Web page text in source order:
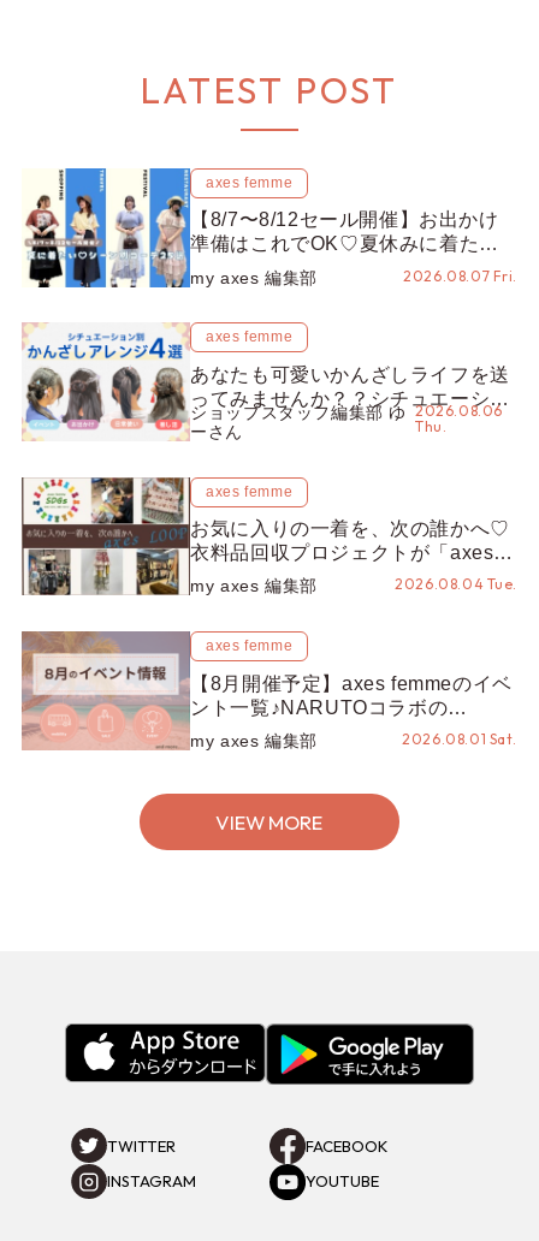
LATEST POST
axes femme
【8/7〜8/12セール開催】お出かけ
準備はこれでOK♡夏休みに着たい
コーデ25選をシーン別に徹底解説！
my axes 編集部 2026.08.07 Fri.
axes femme
あなたも可愛いかんざしライフを送
ってみませんか？？シチュエーショ
ン別“かんざし”のオススメ【ショッ
プスタッフ編集部】
ショップスタッフ編集部 ゆ
ーさん
2026.08.06
Thu.
axes femme
お気に入りの一着を、次の誰かへ♡
衣料品回収プロジェクトが「axes
LOOP」にアップデート！活用する
とポイントが手に入る◎
my axes 編集部 2026.08.04 Tue.
axes femme
【8月開催予定】axes femmeのイベ
ント一覧♪NARUTOコラボの
REZEN POPUPから、プチYour
Stage.、ティーパーティまで！8月
my axes 編集部 2026.08.01 Sat.
VIEW MORE
TWITTER
FACEBOOK
INSTAGRAM
YOUTUBE